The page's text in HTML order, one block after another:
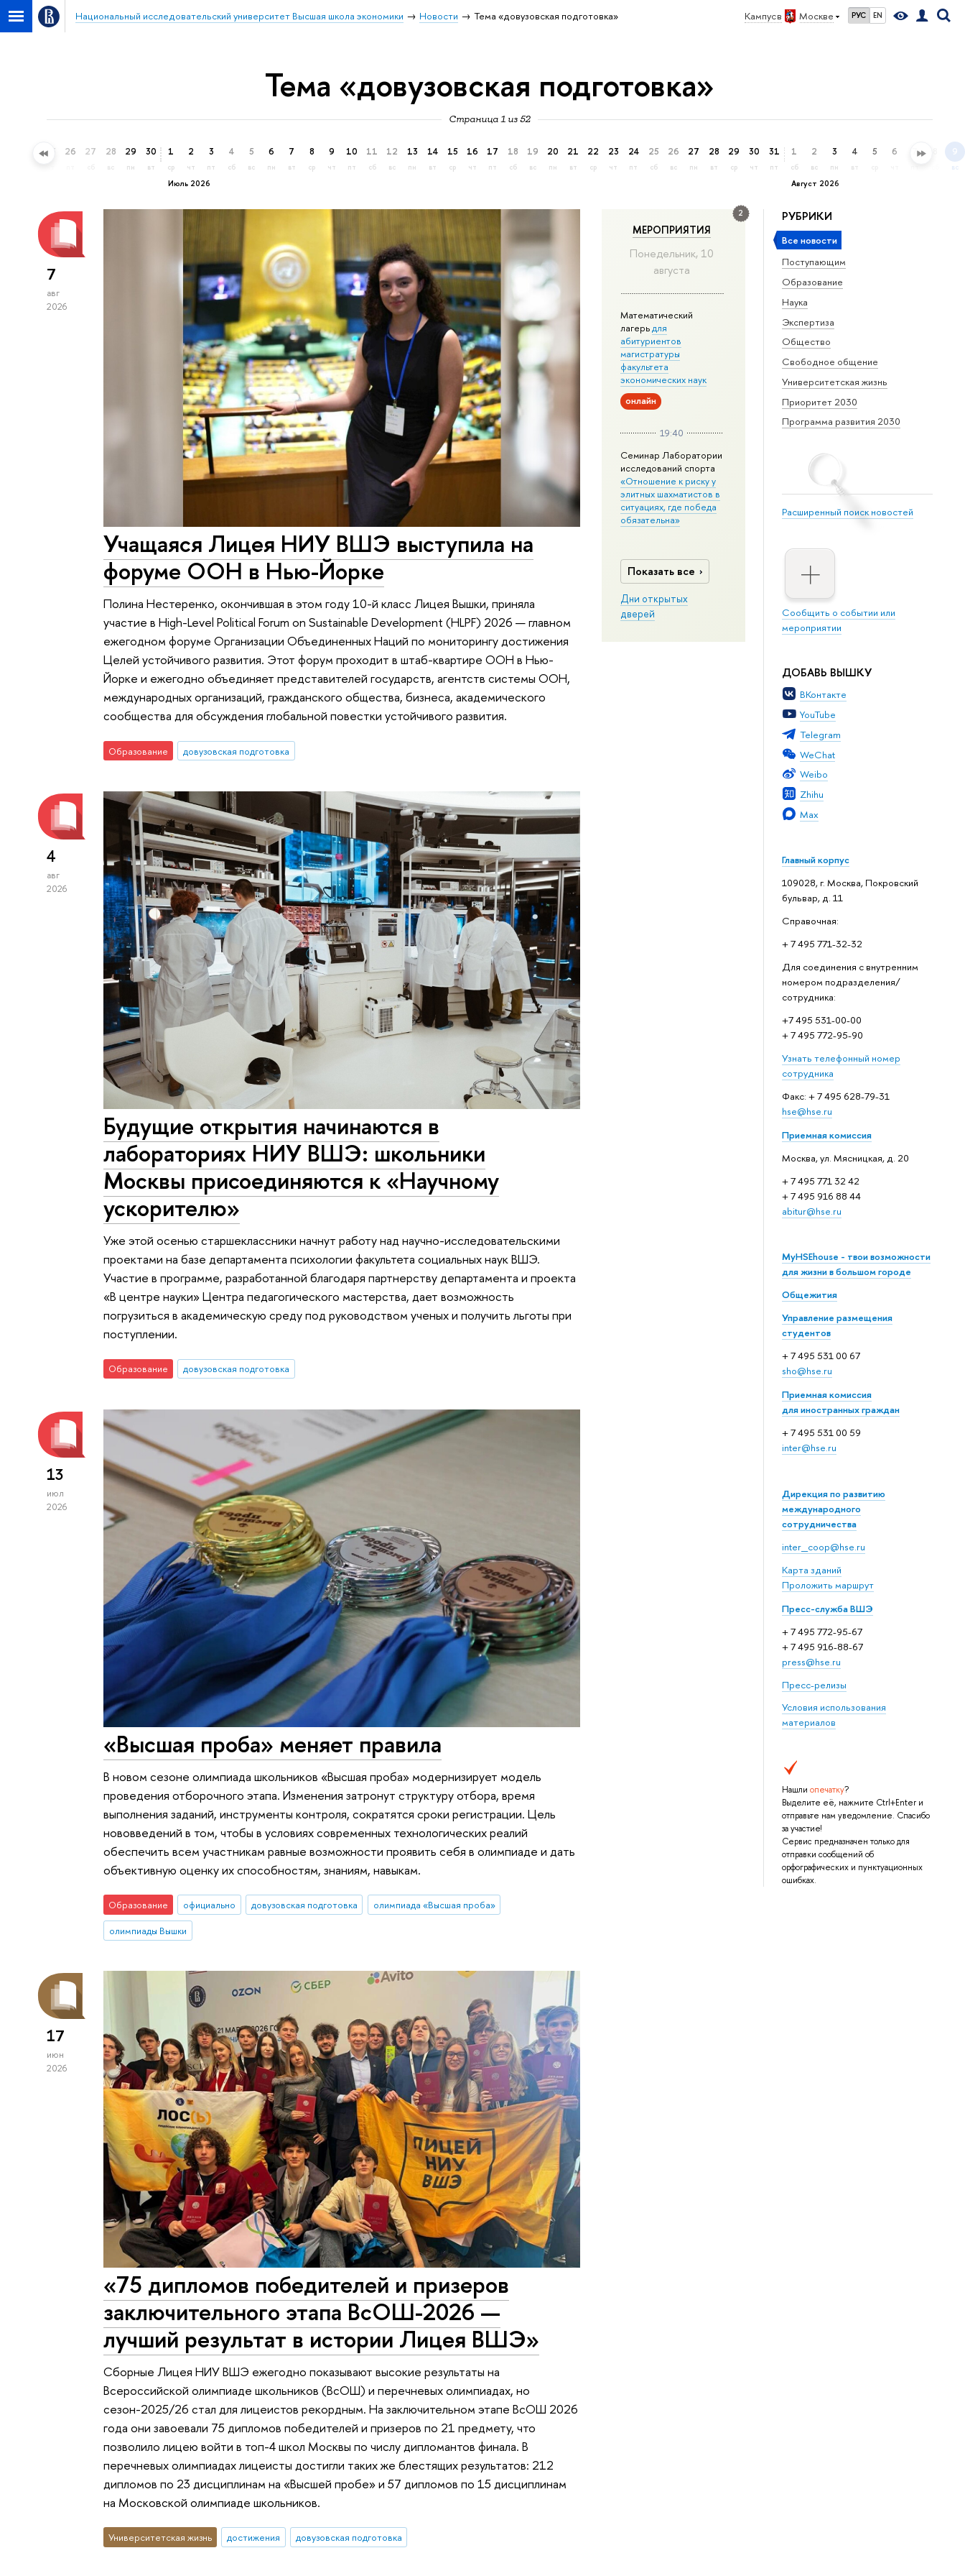
Кампус в Москве РУС EN
Национальный исследовательский университет Высшая школа экономики Новости Тема «довузовская подготовка»
Тема «довузовская подготовка»
Страница 1 из 52
25 26 27 28
вс
29
пн
30
вт
Июль 2026
1
ср
2
чт
3
пт
4
сб
5
вс
6
пн
7
вт
8
ср
9
чт
10
пт
11
сб
12
вс
13
пн
14
вт
15
ср
16
чт
17
пт
18
сб
19
вс
20
пн
21
вт
22
ср
23
чт
24
пт
25
сб
26
вс
27
пн
28
вт
29
ср
30
чт
31
пт
Август 2026
1
сб
2
вс
3
пн
4
вт
5 6 7 9
вс
РУБРИКИ
Все новости
Поступающим
Образование
Наука
Экспертиза
Общество
Свободное общение
Университетская жизнь
Приоритет 2030
Программа развития 2030
Расширенный поиск новостей
Сообщить о событии или
мероприятии
ДОБАВЬ ВЫШКУ
ВКонтакте
YouTube
Telegram
WeChat
Weibo
Zhihu
Max
Главный корпус
109028, г. Москва, Покровский
бульвар, д. 11
Справочная:
+ 7 495 771-32-32
Для соединения с внутренним
номером подразделения/
сотрудника:
+7 495 531-00-00
+ 7 495 772-95-90
Узнать телефонный номер
сотрудника
Факс: + 7 495 628-79-31
hse@hse.ru
Приемная комиссия
Москва, ул. Мясницкая, д. 20
+ 7 495 771 32 42
+ 7 495 916 88 44
abitur@hse.ru
MyHSEhouse - твои возможности
для жизни в большом городе
Общежития
Управление размещения
студентов
+ 7 495 531 00 67
sho@hse.ru
Приемная комиссия
для иностранных граждан
+ 7 495 531 00 59
inter@hse.ru
Дирекция по развитию
международного
сотрудничества
inter_coop@hse.ru
Карта зданий
Проложить маршрут
Пресс-служба ВШЭ
+ 7 495 772-95-67
+ 7 495 916-88-67
press@hse.ru
Пресс-релизы
Условия использования
материалов
Нашли опечатку?
Выделите её, нажмите Ctrl+Enter и
отправьте нам уведомление. Спасибо
за участие!
Сервис предназначен только для
отправки сообщений об
орфографических и пунктуационных
ошибках.
2
МЕРОПРИЯТИЯ
Понедельник, 10
августа
Математический
лагерь для
абитуриентов
магистратуры
факультета
экономических наук
онлайн
19:40
Семинар Лаборатории
исследований спорта
«Отношение к риску у
элитных шахматистов в
ситуациях, где победа
обязательна»
Показать все
Дни открытых
дверей
7
авг
2026
Учащаяся Лицея НИУ ВШЭ выступила на
форуме ООН в Нью-Йорке
Полина Нестеренко, окончившая в этом году 10-й класс Лицея Вышки, приняла
участие в High-Level Political Forum on Sustainable Development (HLPF) 2026 — главном
ежегодном форуме Организации Объединенных Наций по мониторингу достижения
Целей устойчивого развития. Этот форум проходит в штаб-квартире ООН в Нью-
Йорке и ежегодно объединяет представителей государств, агентств системы ООН,
международных организаций, гражданского общества, бизнеса, академического
сообщества для обсуждения глобальной повестки устойчивого развития.
Образование довузовская подготовка
4
авг
2026
Будущие открытия начинаются в
лабораториях НИУ ВШЭ: школьники
Москвы присоединяются к «Научному
ускорителю»
Уже этой осенью старшеклассники начнут работу над научно-исследовательскими
проектами на базе департамента психологии факультета социальных наук ВШЭ.
Участие в программе, разработанной благодаря партнерству департамента и проекта
«В центре науки» Центра педагогического мастерства, дает возможность
погрузиться в академическую среду под руководством ученых и получить льготы при
поступлении.
Образование довузовская подготовка
13
июл
2026
«Высшая проба» меняет правила
В новом сезоне олимпиада школьников «Высшая проба» модернизирует модель
проведения отборочного этапа. Изменения затронут структуру отбора, время
выполнения заданий, инструменты контроля, сократятся сроки регистрации. Цель
нововведений в том, чтобы в условиях современных технологических реалий
обеспечить всем участникам равные возможности проявить себя в олимпиаде и дать
объективную оценку их способностям, знаниям, навыкам.
Образование официально довузовская подготовка
олимпиада «Высшая проба»
олимпиады Вышки
17
июн
2026
«75 дипломов победителей и призеров
заключительного этапа ВсОШ-2026 —
лучший результат в истории Лицея ВШЭ»
Сборные Лицея НИУ ВШЭ ежегодно показывают высокие результаты на
Всероссийской олимпиаде школьников (ВсОШ) и перечневых олимпиадах, но
сезон-2025/26 стал для лицеистов рекордным. На заключительном этапе ВсОШ 2026
года они завоевали 75 дипломов победителей и призеров по 21 предмету, что
позволило лицею войти в топ-4 школ Москвы по числу дипломантов финала. В
перечневых олимпиадах лицеисты достигли таких же блестящих результатов: 212
дипломов по 23 дисциплинам на «Высшей пробе» и 57 дипломов по 15 дисциплинам
на Московской олимпиаде школьников.
Университетская жизнь достижения довузовская подготовка